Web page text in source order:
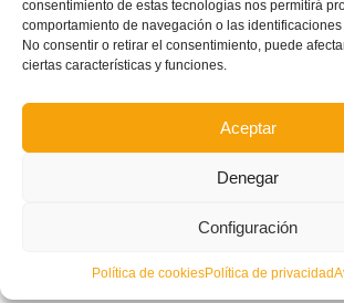
consentimiento de estas tecnologías nos permitirá
comportamiento de navegación o las
No consentir o retirar el consentimiento, puede
ciertas características y funciones.
Aceptar
Denegar
Configuración
Política de cookiesPolítica de privacidad